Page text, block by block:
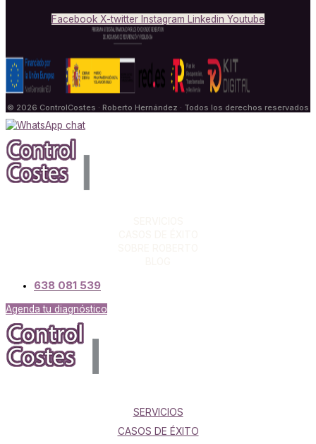
Facebook X-twitter Instagram Linkedin Youtube
© 2026 ControlCostes · Roberto Hernández · Todos los derechos reservados
638 081 539
Agenda tu diagnóstico
SERVICIOS
CASOS DE ÉXITO